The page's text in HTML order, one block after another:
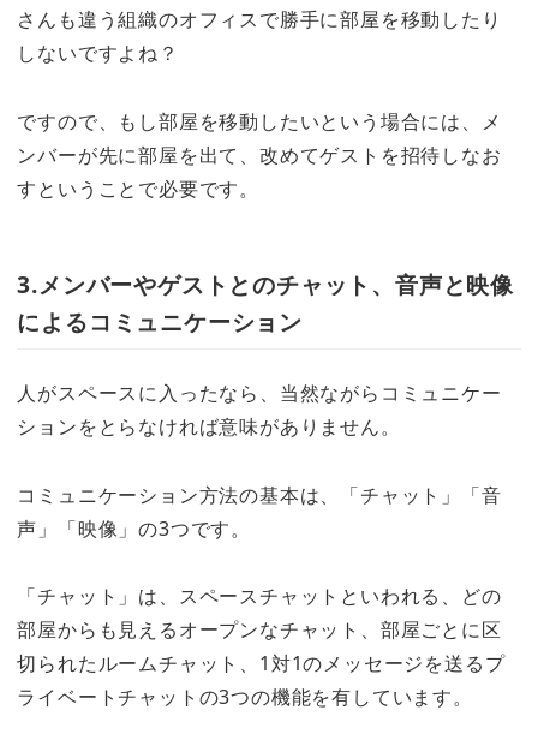
さんも違う組織のオフィスで勝手に部屋を移動したり
しないですよね？
ですので、もし部屋を移動したいという場合には、メ
ンバーが先に部屋を出て、改めてゲストを招待しなお
すということで必要です。
3.メンバーやゲストとのチャット、音声と映像
によるコミュニケーション
人がスペースに入ったなら、当然ながらコミュニケー
ションをとらなければ意味がありません。
コミュニケーション方法の基本は、「チャット」「音
声」「映像」の3つです。
「チャット」は、スペースチャットといわれる、どの
部屋からも見えるオープンなチャット、部屋ごとに区
切られたルームチャット、1対1のメッセージを送るプ
ライベートチャットの3つの機能を有しています。